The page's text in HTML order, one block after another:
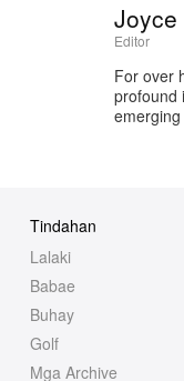
Joyce
Editor
For over
profound
Tindahan
Lalaki
Babae
Buhay
Golf
Mga Archive